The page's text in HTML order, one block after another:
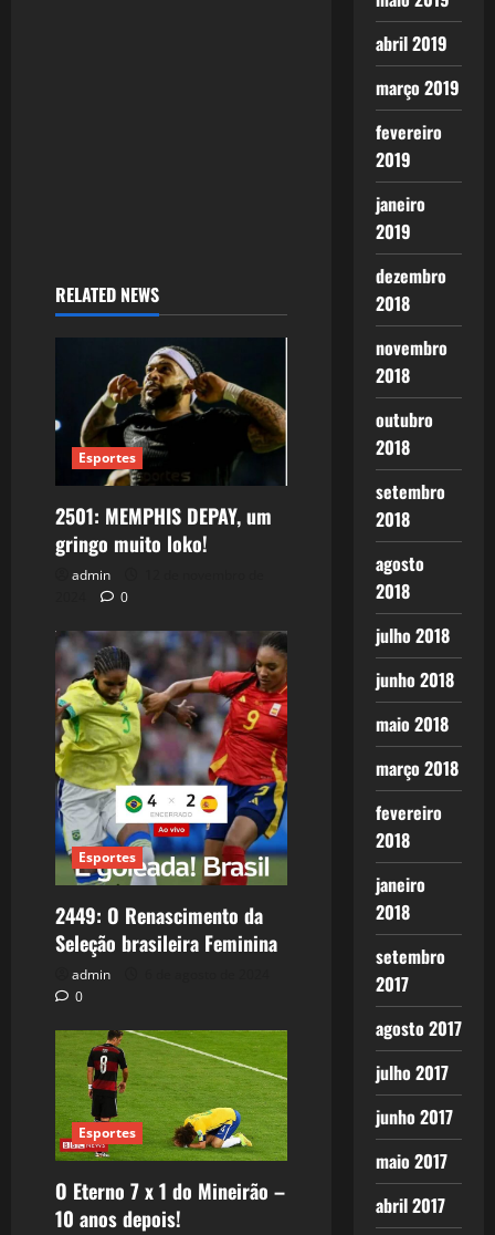
RELATED NEWS
Esportes
2501: MEMPHIS DEPAY, um
gringo muito loko!
admin
0
Esportes
2449: O Renascimento da
Seleção brasileira Feminina
admin
0
Esportes
O Eterno 7 x 1 do Mineirão –
10 anos depois!
abril 2019
março 2019
fevereiro
2019
janeiro
2019
dezembro
2018
novembro
2018
outubro
2018
setembro
2018
agosto
2018
julho 2018
junho 2018
maio 2018
março 2018
fevereiro
2018
janeiro
2018
setembro
2017
agosto 2017
julho 2017
junho 2017
maio 2017
abril 2017